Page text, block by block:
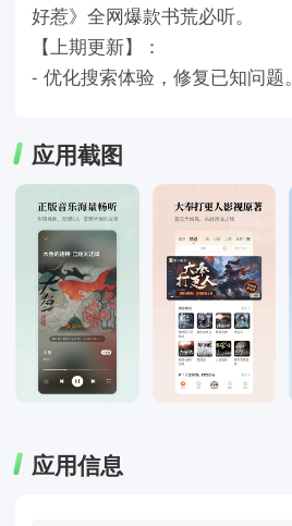
好惹》全网爆款书荒必听。
【上期更新】：
- 优化搜索体验，修复已知问题。
应用截图
应用信息